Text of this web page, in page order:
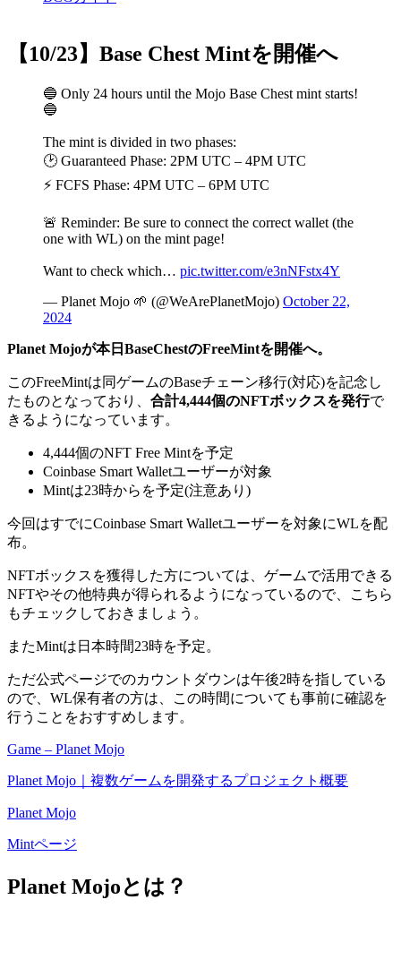
【10/23】Base Chest Mintを開催へ
🔵 Only 24 hours until the Mojo Base Chest mint starts!
🔵
The mint is divided in two phases:
🕑 Guaranteed Phase: 2PM UTC – 4PM UTC
⚡ FCFS Phase: 4PM UTC – 6PM UTC
🚨 Reminder: Be sure to connect the correct wallet (the
one with WL) on the mint page!
Want to check which… pic.twitter.com/e3nNFstx4Y
— Planet Mojo 🌱 (@WeArePlanetMojo) October 22,
2024
Planet Mojoが本日BaseChestのFreeMintを開催へ。
このFreeMintは同ゲームのBaseチェーン移行(対応)を記念し
たものとなっており、 合計4,444個のNFTボックスを発行で
きるようになっています。
4,444個のNFT Free Mintを予定
Coinbase Smart Walletユーザーが対象
Mintは23時からを予定(注意あり)
今回はすでにCoinbase Smart Walletユーザーを対象にWLを配
布。
NFTボックスを獲得した方については、ゲームで活用できる
NFTやその他特典が得られるようになっているので、こちら
もチェックしておきましょう。
またMintは日本時間23時を予定。
ただ公式ページでのカウントダウンは午後2時を指している
ので、WL保有者の方は、この時間についても事前に確認を
行うことをおすすめします。
Game – Planet Mojo
Planet Mojo｜複数ゲームを開発するプロジェクト概要
Planet Mojo
Mintページ
Planet Mojoとは？